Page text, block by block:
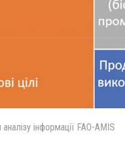
інформації FAO-AMIS